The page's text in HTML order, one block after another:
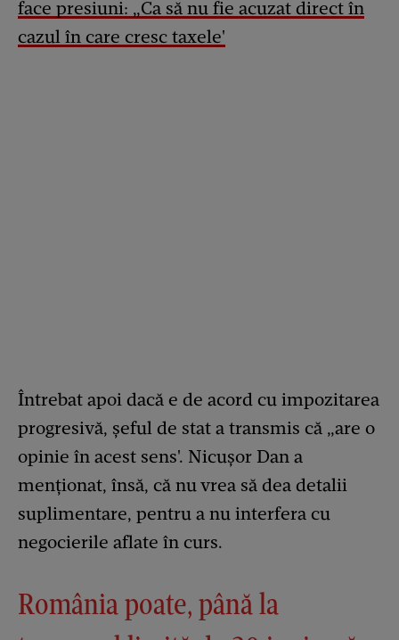
face presiuni: „Ca să nu fie acuzat direct în
cazul în care cresc taxele'
Întrebat apoi dacă e de acord cu impozitarea
progresivă, șeful de stat a transmis că „are o
opinie în acest sens'. Nicușor Dan a
menționat, însă, că nu vrea să dea detalii
suplimentare, pentru a nu interfera cu
negocierile aflate în curs.
România poate, până la